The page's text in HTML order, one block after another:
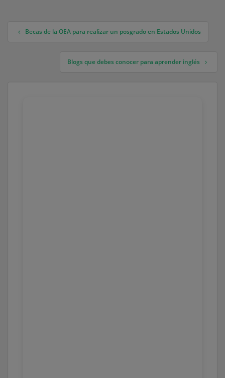
Navegación de entradas
Becas de la OEA para realizar un posgrado en Estados Unidos
Blogs que debes conocer para aprender inglés